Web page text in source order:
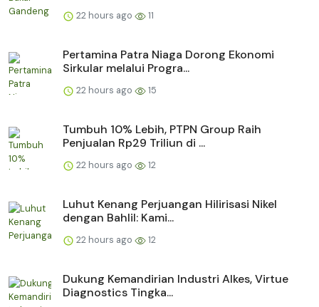
22 hours ago 11
Pertamina Patra Niaga Dorong Ekonomi
Sirkular melalui Progra...
22 hours ago 15
Tumbuh 10% Lebih, PTPN Group Raih
Penjualan Rp29 Triliun di ...
22 hours ago 12
Luhut Kenang Perjuangan Hilirisasi Nikel
dengan Bahlil: Kami...
22 hours ago 12
Dukung Kemandirian Industri Alkes, Virtue
Diagnostics Tingka...